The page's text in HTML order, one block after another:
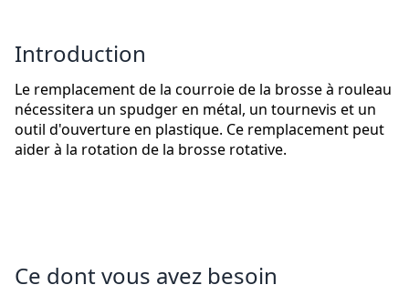
Introduction
Le remplacement de la courroie de la brosse à rouleau
nécessitera un spudger en métal, un tournevis et un
outil d'ouverture en plastique. Ce remplacement peut
aider à la rotation de la brosse rotative.
Ce dont vous avez besoin